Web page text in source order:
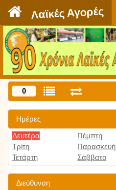
Λαϊκές Αγορές
0
Ημέρες
Δευτέρα
Τρίτη
Τετάρτη
Πέμπτη
Παρασκευή
Σάββατο
Διεύθυνση